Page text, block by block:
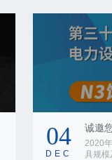
04
DEC
诚邀
2020
具规